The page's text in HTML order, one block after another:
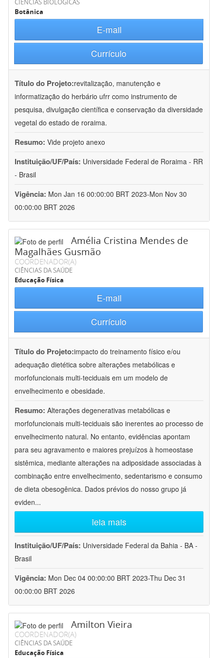
CIÊNCIAS BIOLÓGICAS
Botânica
E-mail
Currículo
Título do Projeto:revitalização, manutenção e
informatização do herbário ufrr como instrumento de
pesquisa, divulgação científica e conservação da diversidade
vegetal do estado de roraima.
Resumo: Vide projeto anexo
Instituição/UF/País: Universidade Federal de Roraima - RR
- Brasil
Vigência: Mon Jan 16 00:00:00 BRT 2023-Mon Nov 30
00:00:00 BRT 2026
Amélia Cristina Mendes de
Magalhães Gusmão
COORDENADOR(A)
CIÊNCIAS DA SAÚDE
Educação Física
E-mail
Currículo
Título do Projeto:impacto do treinamento físico e/ou
adequação dietética sobre alterações metabólicas e
morfofuncionais multi-teciduais em um modelo de
envelhecimento e obesidade.
Resumo: Alterações degenerativas metabólicas e
morfofuncionais multi-teciduais são inerentes ao processo de
envelhecimento natural. No entanto, evidências apontam
para seu agravamento e maiores prejuízos à homeostase
sistêmica, mediante alterações na adiposidade associadas à
combinação entre envelhecimento, sedentarismo e consumo
de dieta obesogênica. Dados prévios do nosso grupo já
eviden...
leia mais
Instituição/UF/País: Universidade Federal da Bahia - BA -
Brasil
Vigência: Mon Dec 04 00:00:00 BRT 2023-Thu Dec 31
00:00:00 BRT 2026
Amilton Vieira
COORDENADOR(A)
CIÊNCIAS DA SAÚDE
Educação Física